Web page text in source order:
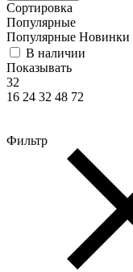
Сортировка
Популярные
Популярные Новинки
В наличии
Показывать
32
16 24 32 48 72
Фильтр